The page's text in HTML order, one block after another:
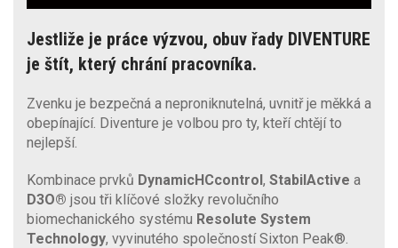
Jestliže je práce výzvou, obuv řady DIVENTURE
je štít, který chrání pracovníka.
Zvenku je bezpečná a neproniknutelná, uvnitř je měkká a
obepínající. Diventure je volbou pro ty, kteří chtějí to
nejlepší.
Kombinace prvků DynamicHCcontrol, StabilActive a
D3O® jsou tři klíčové složky revolučního
biomechanického systému Resolute System
Technology, vyvinutého společností Sixton Peak®.